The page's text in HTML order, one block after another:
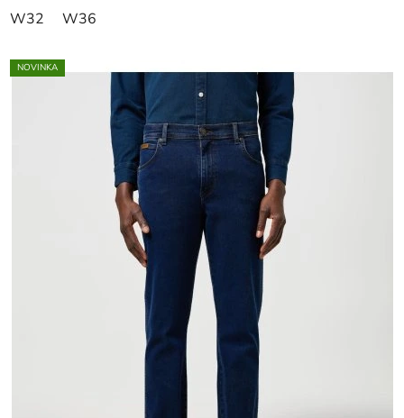
W32 W36
NOVINKA